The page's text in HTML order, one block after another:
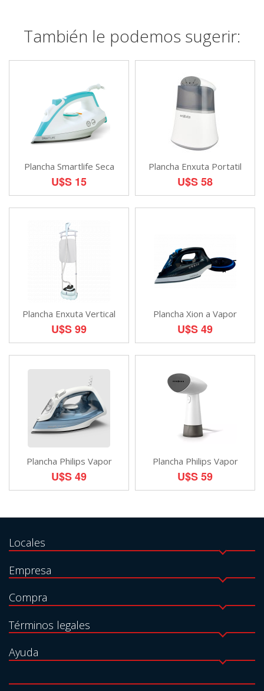
También le podemos sugerir:
Plancha Smartlife Seca
U$S 15
Plancha Enxuta Portatil
U$S 58
Plancha Enxuta Vertical
U$S 99
Plancha Xion a Vapor
U$S 49
Plancha Philips Vapor
U$S 49
Plancha Philips Vapor
U$S 59
Locales
Empresa
Compra
Términos legales
Ayuda